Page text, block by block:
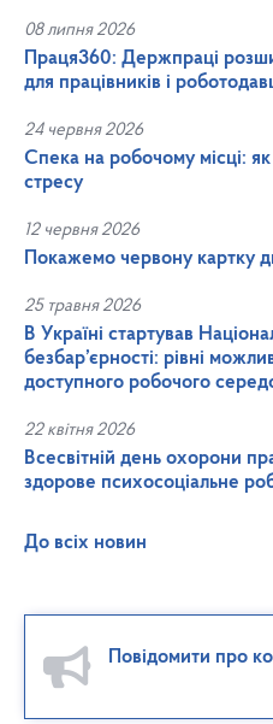
08 липня 2026
Праця360: Держпраці
для працівників і
24 червня 2026
Спека на робочому місці:
стресу
12 червня 2026
Покажемо червону картку
25 травня 2026
В Україні стартував
безбар’єрності: рівні
доступного робочого
22 квітня 2026
Всесвітній день охорони
здорове психосоціальне
До всіх новин
Повідомити про